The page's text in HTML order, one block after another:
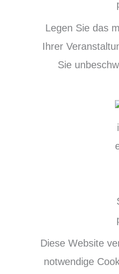
Legen Sie das
Ihrer
Sie
Diese Website
notwendige